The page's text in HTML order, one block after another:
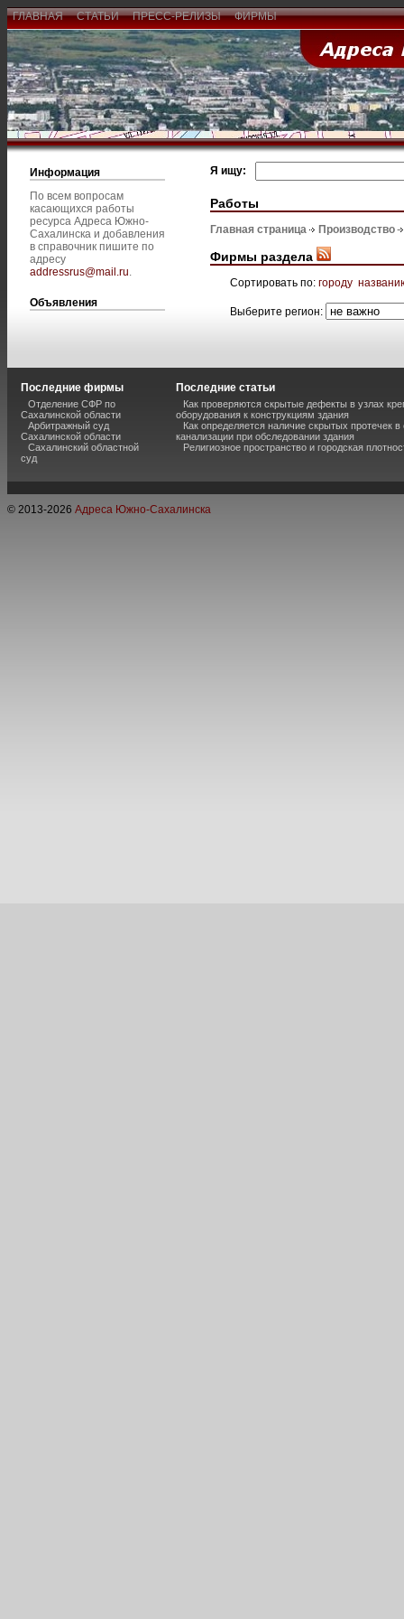
ГЛАВНАЯ СТАТЬИ ПРЕСС-РЕЛИЗЫ ФИРМЫ
Информация
По всем вопросам
касающихся работы
ресурса Адреса Южно-
Сахалинска и добавления
в справочник пишите по
адресу
addressrus@mail.ru.
Объявления
Я ищу:
Работы
Главная страница Производство
Фирмы раздела
Сортировать по: городу
Выберите регион:
Последние фирмы
Отделение СФР по
Сахалинской области
Арбитражный суд
Сахалинской области
Сахалинский областной
суд
Последние статьи
Как проверяются скрытые дефекты в узлах
оборудования к конструкциям здания
Как определяется наличие скрытых протечек
канализации при обследовании здания
Религиозное пространство и городская
© 2013-2026 Адреса Южно-Сахалинска